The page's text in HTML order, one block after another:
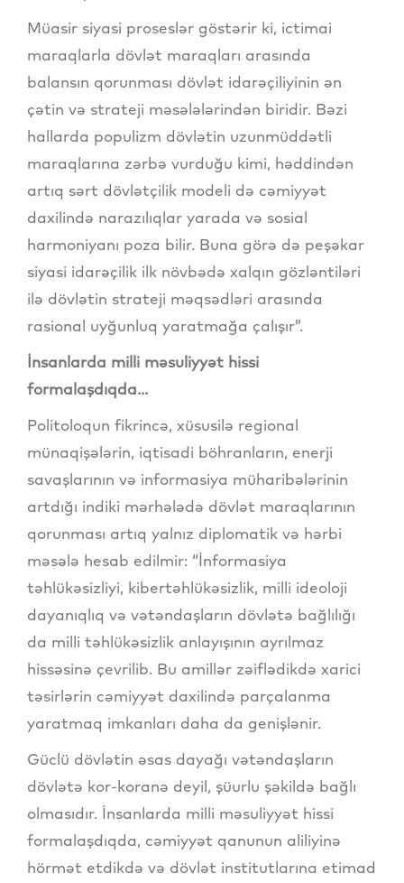
Müasir siyasi proseslər göstərir ki, ictimai
maraqlarla dövlət maraqları arasında
balansın qorunması dövlət idarəçiliyinin ən
çətin və strateji məsələlərindən biridir. Bəzi
hallarda populizm dövlətin uzunmüddətli
maraqlarına zərbə vurduğu kimi, həddindən
artıq sərt dövlətçilik modeli də cəmiyyət
daxilində narazılıqlar yarada və sosial
harmoniyanı poza bilir. Buna görə də peşəkar
siyasi idarəçilik ilk növbədə xalqın gözləntiləri
ilə dövlətin strateji məqsədləri arasında
rasional uyğunluq yaratmağa çalışır”.
İnsanlarda milli məsuliyyət hissi
formalaşdıqda...
Politoloqun fikrincə, xüsusilə regional
münaqişələrin, iqtisadi böhranların, enerji
savaşlarının və informasiya müharibələrinin
artdığı indiki mərhələdə dövlət maraqlarının
qorunması artıq yalnız diplomatik və hərbi
məsələ hesab edilmir: “İnformasiya
təhlükəsizliyi, kibertəhlükəsizlik, milli ideoloji
dayanıqlıq və vətəndaşların dövlətə bağlılığı
da milli təhlükəsizlik anlayışının ayrılmaz
hissəsinə çevrilib. Bu amillər zəiflədikdə xarici
təsirlərin cəmiyyət daxilində parçalanma
yaratmaq imkanları daha da genişlənir.
Güclü dövlətin əsas dayağı vətəndaşların
dövlətə kor-koranə deyil, şüurlu şəkildə bağlı
olmasıdır. İnsanlarda milli məsuliyyət hissi
formalaşdıqda, cəmiyyət qanunun aliliyinə
hörmət etdikdə və dövlət institutlarına etimad